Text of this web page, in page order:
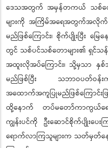
ဒေသအတွက် အမှန်တကယ် သစ်တေ
များကို အကြိမ်အရေအတွက်အလိုက် စ
မည်ဖြစ်ကြောင်း၊ စိုက်ပျိုးပြီး မြ
တွင် သစ်ပင်သစ်တောများ၏ ရှင်သန်
အထူးလိုအပ်ကြောင်း၊ သို့မှသာ နှစ်
မည်ဖြစ်ပြီး သဘာဝပတ်ဝန်း
အထောက်အကူပြုမည်ဖြစ်ကြောင်းဖြ
ထို့နောက် တပ်မတော်ကာကွယ်ရေး
ကျွန်းပင်ကို ဦးဆောင်စိုက်ပျိုးပ
ရောက်လာကြသူများက သတ်မှတ်န